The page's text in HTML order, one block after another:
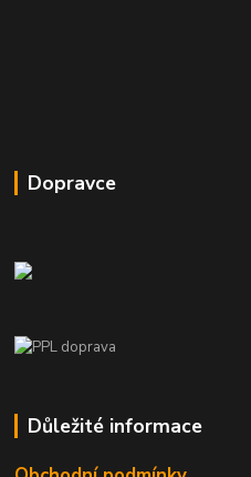
Dopravce
Důležité informace